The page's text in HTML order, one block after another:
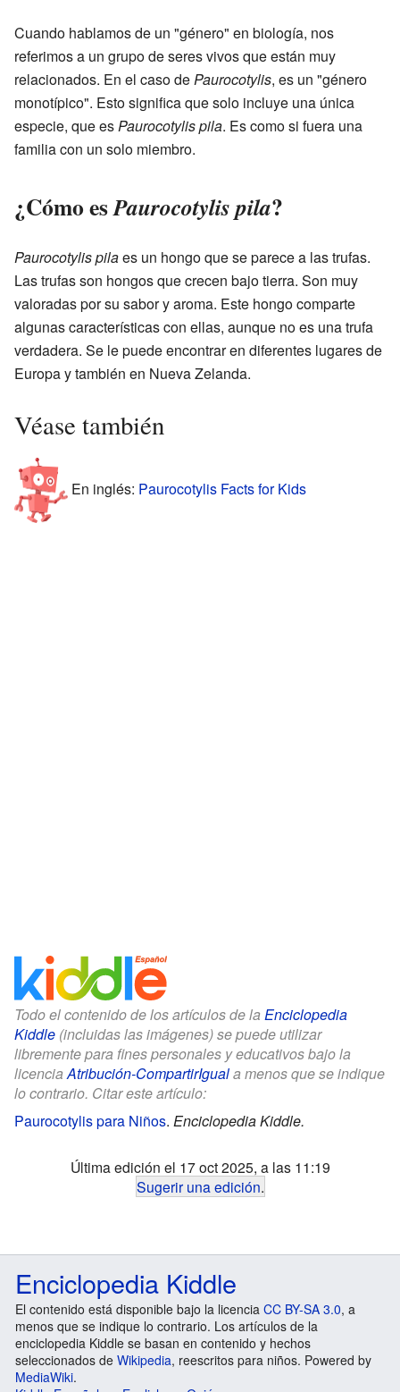
Cuando hablamos de un "género" en biología, nos
referimos a un grupo de seres vivos que están muy
relacionados. En el caso dePaurocotylis, es un "género
monotípico". Esto significa que solo incluye una única
especie, que esPaurocotylis pila. Es como si fuera una
familia con un solo miembro.
¿Cómo esPaurocotylis pila?
Paurocotylis pilaes un hongo que se parece a las trufas.
Las trufas son hongos que crecen bajo tierra. Son muy
valoradas por su sabor y aroma. Este hongo comparte
algunas características con ellas, aunque no es una trufa
verdadera. Se le puede encontrar en diferentes lugares de
Europa y también en Nueva Zelanda.
Véase también
En inglés: Paurocotylis Facts for Kids
Todo el contenido de los artículos de la Enciclopedia
Kiddle (incluidas las imágenes) se puede utilizar
libremente para fines personales y educativos bajo la
licenciaAtribución-CompartirIguala menos que se indique
lo contrario. Citar este artículo:
Paurocotylis para Niños. Enciclopedia Kiddle.
Última edición el 17 oct 2025, a las 11:19
Sugerir una edición.
Enciclopedia Kiddle
El contenido está disponible bajo la licencia CC BY-SA 3.0, a
menos que se indique lo contrario. Los artículos de la
enciclopedia Kiddle se basan en contenido y hechos
seleccionados de Wikipedia, reescritos para niños. Powered by
MediaWiki.